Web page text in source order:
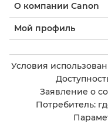
О компании Canon
Мой профиль
Условия
Заявление о
Потребитель: